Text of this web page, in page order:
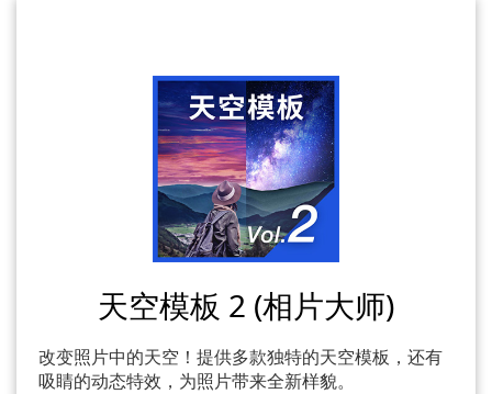
天空模板 2 (相片大师)
改变照片中的天空！提供多款独特的天空模板，还有
吸睛的动态特效，为照片带来全新样貌。